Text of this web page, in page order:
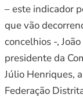
– este indicador
que vão
concelhios -,
presidente da
Júlio Henriques,
Federação